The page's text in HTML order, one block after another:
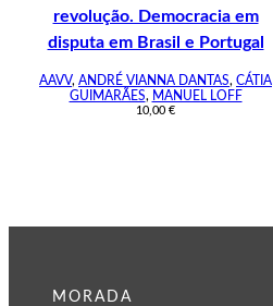
revolução. Democracia em
disputa em Brasil e Portugal
AAVV, ANDRÉ VIANNA DANTAS, CÁTIA
GUIMARÃES, MANUEL LOFF
10,00 €
MORADA